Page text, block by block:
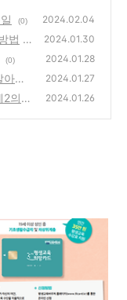
(0) 2024.02.04
법 2024.01.30
(0) 2024.01.28
보
2024.01.27
2의
2024.01.26